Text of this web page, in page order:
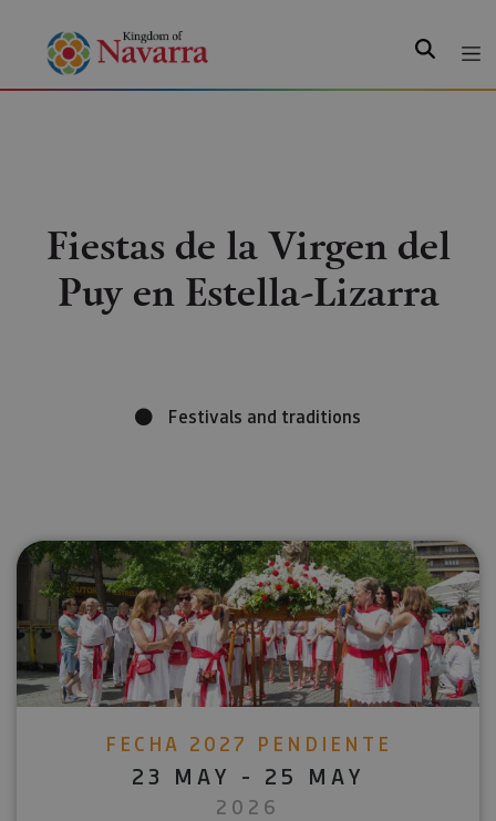
Search
Fiestas de la Virgen del
Puy en Estella-Lizarra
Festivals and traditions
FECHA 2027 PENDIENTE
23 MAY - 25 MAY
2026